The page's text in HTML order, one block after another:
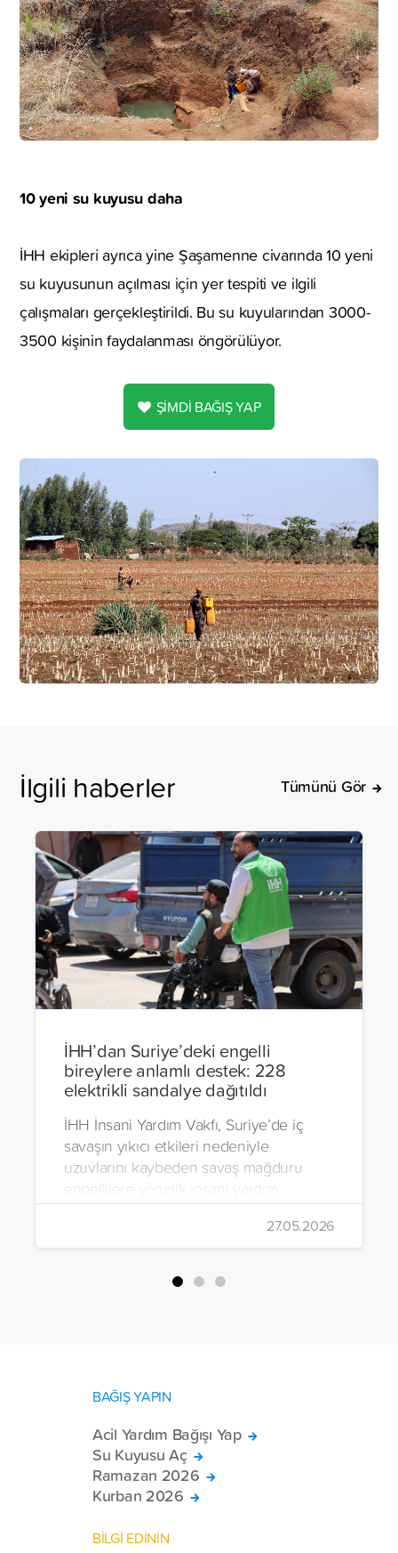
10 yeni su kuyusu daha
İHH ekipleri ayrıca yine Şaşamenne civarında 10 yeni
su kuyusunun açılması için yer tespiti ve ilgili
çalışmaları gerçekleştirildi. Bu su kuyularından 3000-
3500 kişinin faydalanması öngörülüyor.
ŞİMDİ BAĞIŞ YAP
İlgili haberler Tümünü Gör
İHH’dan Suriye’deki engelli
bireylere anlamlı destek: 228
elektrikli sandalye dağıtıldı
İHH İnsani Yardım Vakfı, Suriye’de iç
savaşın yıkıcı etkileri nedeniyle
uzuvlarını kaybeden savaş mağduru
engellilere yönelik insani yardım
çalışmalarını aralıksız sürdürüyor. Vakıf,
yürütülen son projeyle Suriye’nin Şam,
Halep, Hama, Humus ve İdlib
bölgelerinde zor şartlarda yaşayan
27.05.2026
BAĞIŞ YAPIN
Acil Yardım Bağışı Yap
Su Kuyusu Aç
Ramazan 2026
Kurban 2026
BİLGİ EDİNİN